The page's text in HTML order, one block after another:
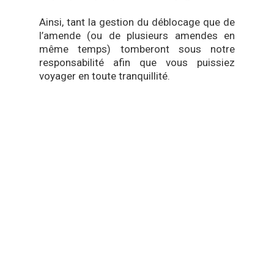
Ainsi, tant la gestion du déblocage que de
l’amende (ou de plusieurs amendes en
même temps) tomberont sous notre
responsabilité afin que vous puissiez
voyager en toute tranquillité.